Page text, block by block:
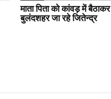
माता पिता को कांवड़ में बैठाकर
बुलंदशहर जा रहे जितेन्द्र